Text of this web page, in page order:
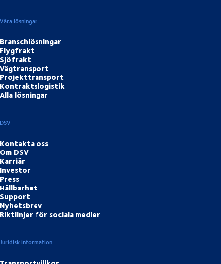
Våra lösningar
Branschlösningar
Flygfrakt
Sjöfrakt
Vägtransport
Projekttransport
Kontraktslogistik
Alla lösningar
DSV
Kontakta oss
Om DSV
Karriär
Investor
Press
Hållbarhet
Support
Nyhetsbrev
Riktlinjer för sociala medier
Juridisk information